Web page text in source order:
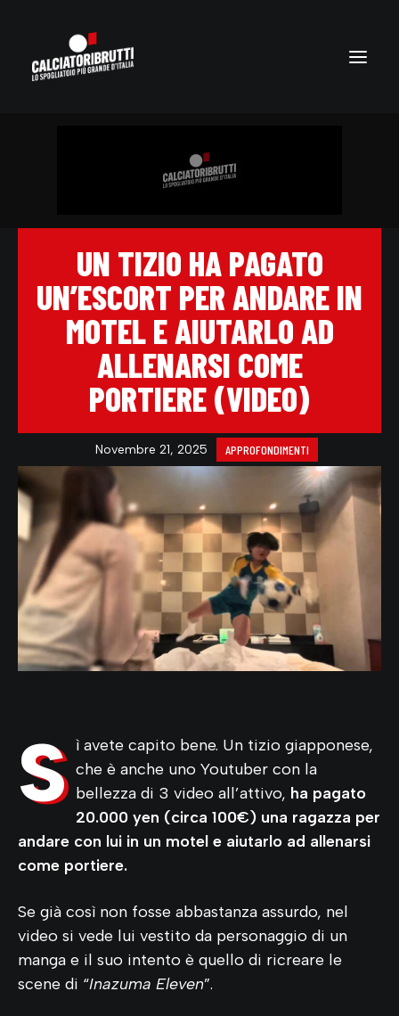
UN TIZIO HA PAGATO
UN’ESCORT PER ANDARE IN
MOTEL E AIUTARLO AD
ALLENARSI COME
PORTIERE (VIDEO)
Novembre 21, 2025 APPROFONDIMENTI
S ì avete capito bene. Un tizio giapponese,
che è anche uno Youtuber con la
bellezza di 3 video all’attivo, ha pagato
20.000 yen (circa 100€) una ragazza per
andare con lui in un motel e aiutarlo ad allenarsi
come portiere.
Se già così non fosse abbastanza assurdo, nel
video si vede lui vestito da personaggio di un
manga e il suo intento è quello di ricreare le
scene di “Inazuma Eleven”.